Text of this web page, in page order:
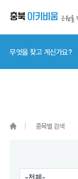
종목별 검색